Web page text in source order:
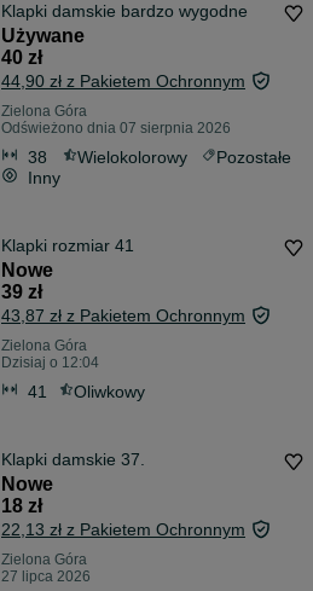
Klapki damskie bardzo wygodne
Używane
40 zł
44,90 zł z Pakietem Ochronnym
Zielona Góra
Odświeżono dnia 07 sierpnia 2026
38 Wielokolorowy
Pozostałe
Inny
Klapki rozmiar 41
Nowe
39 zł
43,87 zł z Pakietem Ochronnym
Zielona Góra
Dzisiaj o 12:04
41 Oliwkowy
Klapki damskie 37.
Nowe
18 zł
22,13 zł z Pakietem Ochronnym
Zielona Góra
27 lipca 2026